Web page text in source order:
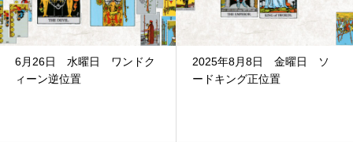
2025年8月8日 金曜日 ソ
ードキング正位置
5月5日ペンタクルキング